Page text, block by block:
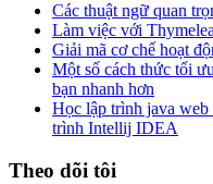
Các thuật ngữ quan
Làm việc với
Giải mã cơ chế hoạt
Một số cách thức tối
bạn nhanh hơn
Học lập trình java web
trình Intellij IDEA
Theo dõi tôi